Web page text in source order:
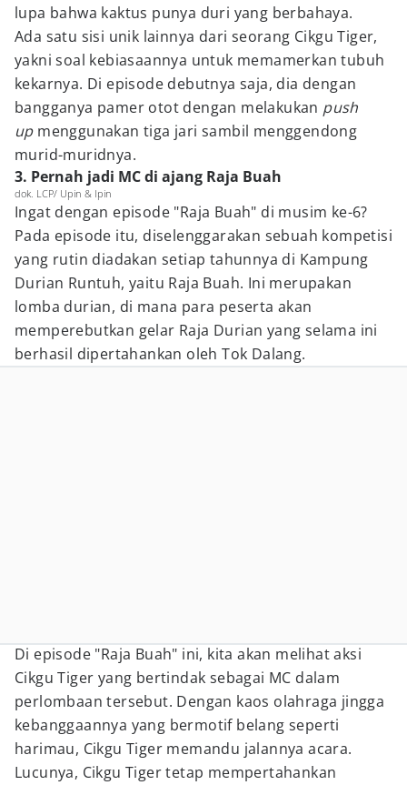
lupa bahwa kaktus punya duri yang berbahaya.
Ada satu sisi unik lainnya dari seorang Cikgu Tiger,
yakni soal kebiasaannya untuk memamerkan tubuh
kekarnya. Di episode debutnya saja, dia dengan
bangganya pamer otot dengan melakukan push
up menggunakan tiga jari sambil menggendong
murid-muridnya.
3. Pernah jadi MC di ajang Raja Buah
dok. LCP/ Upin & Ipin
Ingat dengan episode "Raja Buah" di musim ke-6?
Pada episode itu, diselenggarakan sebuah kompetisi
yang rutin diadakan setiap tahunnya di Kampung
Durian Runtuh, yaitu Raja Buah. Ini merupakan
lomba durian, di mana para peserta akan
memperebutkan gelar Raja Durian yang selama ini
berhasil dipertahankan oleh Tok Dalang.
Di episode "Raja Buah" ini, kita akan melihat aksi
Cikgu Tiger yang bertindak sebagai MC dalam
perlombaan tersebut. Dengan kaos olahraga jingga
kebanggaannya yang bermotif belang seperti
harimau, Cikgu Tiger memandu jalannya acara.
Lucunya, Cikgu Tiger tetap mempertahankan